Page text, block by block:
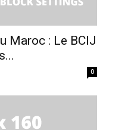
Maroc : Le BCIJ
0